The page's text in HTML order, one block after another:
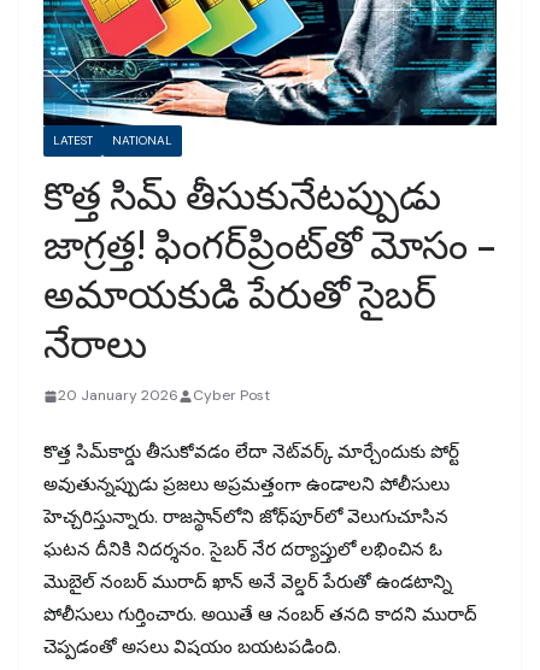
LATEST NATIONAL
కొత్త సిమ్‌ తీసుకునేటప్పుడు
జాగ్రత్త! ఫింగర్‌ప్రింట్‌తో మోసం –
అమాయకుడి పేరుతో సైబర్‌
నేరాలు
20 January 2026 Cyber Post
కొత్త సిమ్‌కార్డు తీసుకోవడం లేదా నెట్‌వర్క్‌ మార్చేందుకు పోర్ట్‌
అవుతున్నప్పుడు ప్రజలు అప్రమత్తంగా ఉండాలని పోలీసులు
హెచ్చరిస్తున్నారు. రాజస్థాన్‌లోని జోధ్‌పూర్‌లో వెలుగుచూసిన
ఘటన దీనికి నిదర్శనం. సైబర్‌ నేర దర్యాప్తులో లభించిన ఓ
మొబైల్‌ నంబర్‌ మురాద్‌ ఖాన్‌ అనే వెల్డర్‌ పేరుతో ఉండటాన్ని
పోలీసులు గుర్తించారు. అయితే ఆ నంబర్‌ తనది కాదని మురాద్‌
చెప్పడంతో అసలు విషయం బయటపడింది.